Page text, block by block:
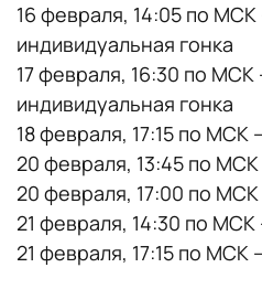
16 февраля, 14:05 по
индивидуальная гонка
17 февраля, 16:30 по
индивидуальная гонка
18 февраля, 17:15 по
20 февраля, 13:45 по
20 февраля, 17:00 по
21 февраля, 14:30 по
21 февраля, 17:15 по